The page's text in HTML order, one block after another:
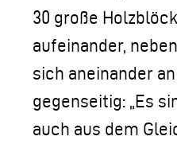
30 große
aufeinander,
sich aneinander
gegenseitig: „Es
auch aus dem